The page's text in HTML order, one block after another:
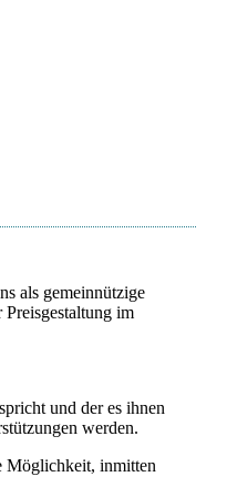
als gemeinnützige
im
und der es ihnen
werden.
Möglichkeit, inmitten